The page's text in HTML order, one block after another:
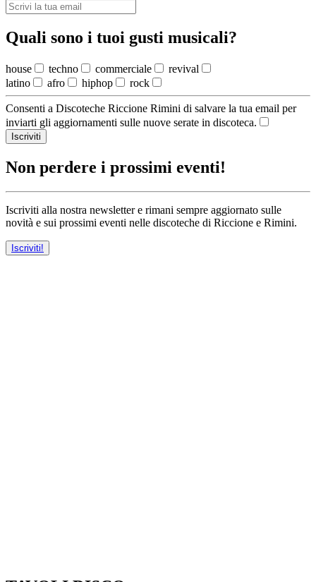
Quali sono i tuoi gusti musicali?
house techno commerciale
revival
latino
afro hiphop rock
Consenti a Discoteche Riccione Rimini di salvare la tua email per
inviarti gli aggiornamenti sulle nuove serate in discoteca.
Iscriviti
Non perdere i prossimi eventi!
Iscriviti alla nostra newsletter e rimani sempre aggiornato sulle
novità e sui prossimi eventi nelle discoteche di Riccione e Rimini.
Iscriviti!